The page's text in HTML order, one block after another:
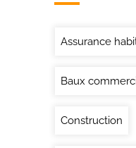
Assurance
Baux
Construction